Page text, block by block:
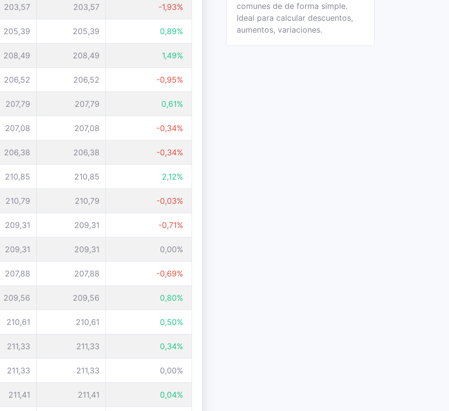
203,57 203,57 -1,93%
205,39 205,39 0,89%
208,49 208,49 1,49%
206,52 206,52 -0,95%
207,79 207,79 0,61%
207,08 207,08 -0,34%
206,38 206,38 -0,34%
210,85 210,85 2,12%
210,79 210,79 -0,03%
209,31 209,31 -0,71%
209,31 209,31 0,00%
207,88 207,88 -0,69%
209,56 209,56 0,80%
210,61 210,61 0,50%
211,33 211,33 0,34%
211,33 211,33 0,00%
211,41 211,41 0,04%
comunes de de forma simple.
Ideal para calcular descuentos,
aumentos, variaciones.